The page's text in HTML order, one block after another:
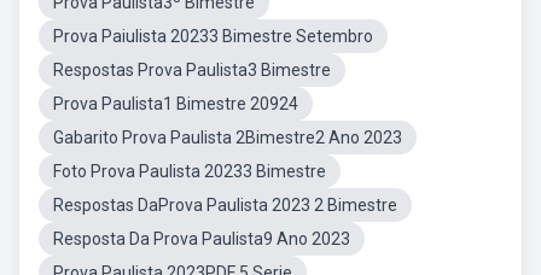
Prova Paiulista 20233 Bimestre Setembro
Respostas Prova Paulista3 Bimestre
Prova Paulista1 Bimestre 20924
Gabarito Prova Paulista 2Bimestre2 Ano 2023
Foto Prova Paulista 20233 Bimestre
Respostas DaProva Paulista 2023 2 Bimestre
Resposta Da Prova Paulista9 Ano 2023